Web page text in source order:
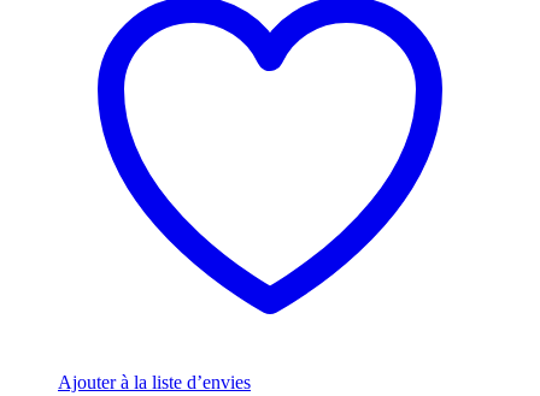
Ajouter à la liste d’envies